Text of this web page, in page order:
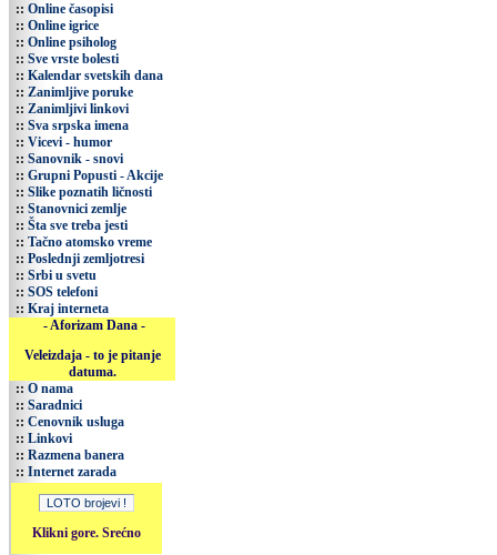
:: Online časopisi
:: Online igrice
:: Online psiholog
:: Sve vrste bolesti
:: Kalendar svetskih dana
:: Zanimljive poruke
:: Zanimljivi linkovi
:: Sva srpska imena
:: Vicevi - humor
:: Sanovnik - snovi
:: Grupni Popusti - Akcije
:: Slike poznatih ličnosti
:: Stanovnici zemlje
:: Šta sve treba jesti
:: Tačno atomsko vreme
:: Poslednji zemljotresi
:: Srbi u svetu
:: SOS telefoni
:: Kraj interneta
- Aforizam Dana -
Veleizdaja - to je pitanje
datuma.
:: O nama
:: Saradnici
:: Cenovnik usluga
:: Linkovi
:: Razmena banera
:: Internet zarada
Klikni gore. Srećno